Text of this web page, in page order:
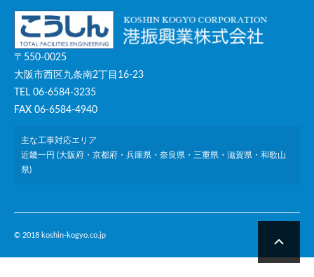
〒550-0025
大阪市西区九条南2丁目16-23
TEL 06-6584-3235
FAX 06-6584-4940
主な工事対応エリア
近畿一円 (大阪府・京都府・兵庫県・奈良県・三重県・滋賀県・和歌山
県)
© 2018 koshin-kogyo.co.jp